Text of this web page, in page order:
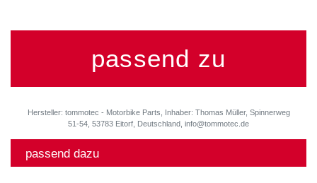
passend zu
Hersteller: tommotec - Motorbike Parts, Inhaber: Thomas Müller, Spinnerweg
51-54, 53783 Eitorf, Deutschland, info@tommotec.de
passend dazu